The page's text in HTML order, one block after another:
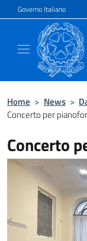
Salta al contenuto
Governo Italiano
Home > News >
Concerto per
Concerto